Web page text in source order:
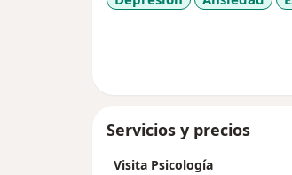
Servicios y precios
Visita Psicología